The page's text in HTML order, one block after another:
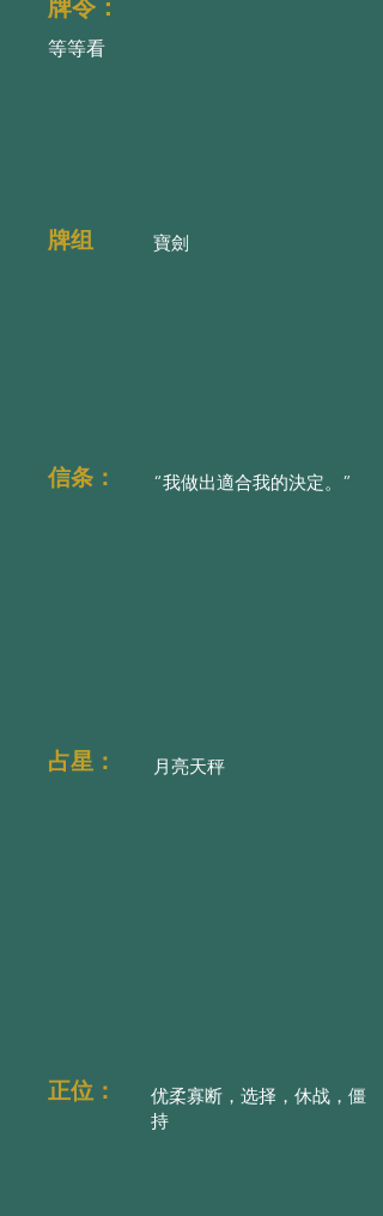
牌令：
等等看
牌组 寶劍
信条： “我做出適合我的決定。”
占星： 月亮天秤
正位：
优柔寡断，选择，休战，僵
持